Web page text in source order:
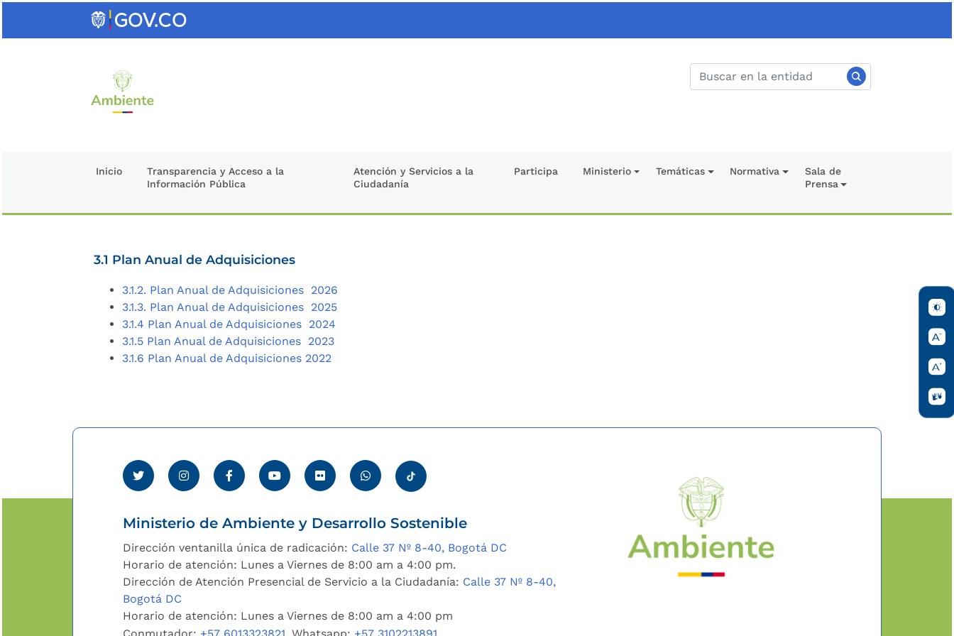
Inicio
Transparencia y Acceso a la
Información Pública
Atención y Servicios a la
Ciudadanía
Participa Ministerio Temáticas Normativa
Sala de
Prensa
3.1 Plan Anual de Adquisiciones
3.1.2. Plan Anual de Adquisiciones 2026
3.1.3. Plan Anual de Adquisiciones 2025
3.1.4 Plan Anual de Adquisiciones 2024
3.1.5 Plan Anual de Adquisiciones 2023
3.1.6 Plan Anual de Adquisiciones 2022
Ministerio de Ambiente y Desarrollo Sostenible
Dirección ventanilla única de radicación: Calle 37 Nº 8-40, Bogotá DC
Horario de atención: Lunes a Viernes de 8:00 am a 4:00 pm.
Dirección de Atención Presencial de Servicio a la Ciudadanía: Calle 37 Nº 8-40,
Bogotá DC
Horario de atención: Lunes a Viernes de 8:00 am a 4:00 pm
Conmutador: +57 6013323821 , Whatsapp: +57 3102213891